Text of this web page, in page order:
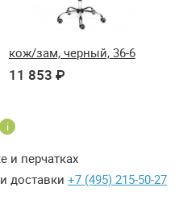
кож/зам, черный, 36-6
11 853 ₽
i
и перчатках
доставки +7 (495) 215-50-27